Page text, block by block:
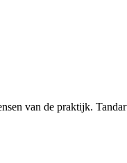
van de praktijk.